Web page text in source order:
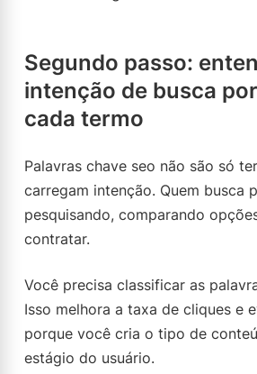
Segundo passo:
intenção de busca
cada termo
Palavras chave seo não são só
carregam intenção. Quem busca
pesquisando, comparando
contratar.
Você precisa classificar as
Isso melhora a taxa de cliques e
porque você cria o tipo de
estágio do usuário.